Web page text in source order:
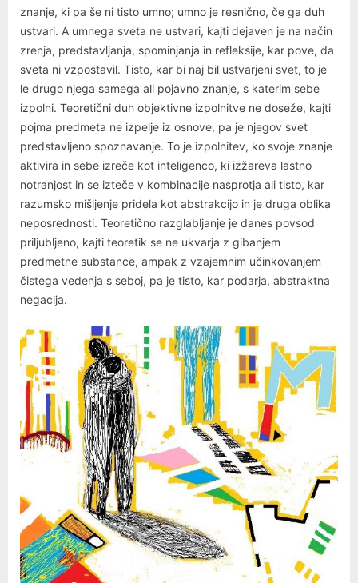
znanje, ki pa še ni tisto umno; umno je resnično, če ga duh
ustvari. A umnega sveta ne ustvari, kajti dejaven je na način
zrenja, predstavljanja, spominjanja in refleksije, kar pove, da
sveta ni vzpostavil. Tisto, kar bi naj bil ustvarjeni svet, to je
le drugo njega samega ali pojavno znanje, s katerim sebe
izpolni. Teoretični duh objektivne izpolnitve ne doseže, kajti
pojma predmeta ne izpelje iz osnove, pa je njegov svet
predstavljeno spoznavanje. To je izpolnitev, ko svoje znanje
aktivira in sebe izreče kot inteligenco, ki izžareva lastno
notranjost in se izteče v kombinacije nasprotja ali tisto, kar
razumsko mišljenje pridela kot abstrakcijo in je druga oblika
neposrednosti. Teoretično razglabljanje je danes povsod
priljubljeno, kajti teoretik se ne ukvarja z gibanjem
predmetne substance, ampak z vzajemnim učinkovanjem
čistega vedenja s seboj, pa je tisto, kar podarja, abstraktna
negacija.